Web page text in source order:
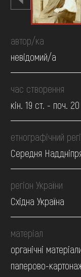
автор/ка
невідомий/а
час створення
кін. 19 ст. - поч.
етнографічний
Середня
регіон України
Східна Україна
матеріал
органічні
паперово-